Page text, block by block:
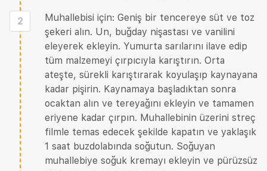
2
Muhallebisi için: Geniş bir tencereye süt ve toz
şekeri alın. Un, buğday nişastası ve vanilini
eleyerek ekleyin. Yumurta sarılarını ilave edip
tüm malzemeyi çırpıcıyla karıştırın. Orta
ateşte, sürekli karıştırarak koyulaşıp kaynayana
kadar pişirin. Kaynamaya başladıktan sonra
ocaktan alın ve tereyağını ekleyin ve tamamen
eriyene kadar çırpın. Muhallebinin üzerini streç
filmle temas edecek şekilde kapatın ve yaklaşık
1 saat buzdolabında soğutun. Soğuyan
muhallebiye soğuk kremayı ekleyin ve pürüzsüz